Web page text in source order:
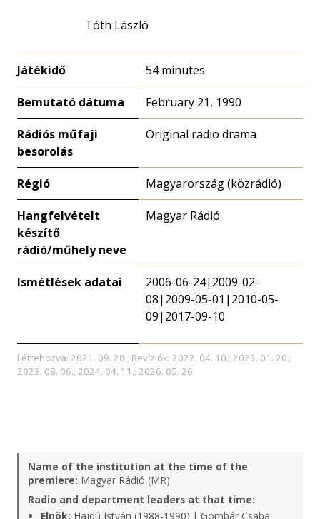
Tóth László
Játékidő 54 minutes
Bemutató dátuma February 21, 1990
Rádiós műfaji
besorolás
Original radio drama
Régió Magyarország (közrádió)
Hangfelvételt
készítő
rádió/műhely neve
Magyar Rádió
Ismétlések adatai
2006-06-24|2009-02-
08|2009-05-01|2010-05-
09|2017-09-10
Létrehozva: 2021. 09. 28.; Revíziók: 2022. 04. 10.; 2023. 01. 20.;
2023. 08. 06.; 2024. 04. 11.; 2026. 05. 26.
Name of the institution at the time of the
premiere: Magyar Rádió (MR)
Radio and department leaders at that time:
Elnök: Hajdú István (1988-1990) | Gombár Csaba